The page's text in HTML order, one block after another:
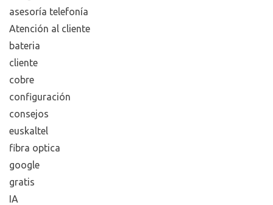
asesoría telefonía
Atención al cliente
bateria
cliente
cobre
configuración
consejos
euskaltel
fibra optica
google
gratis
IA